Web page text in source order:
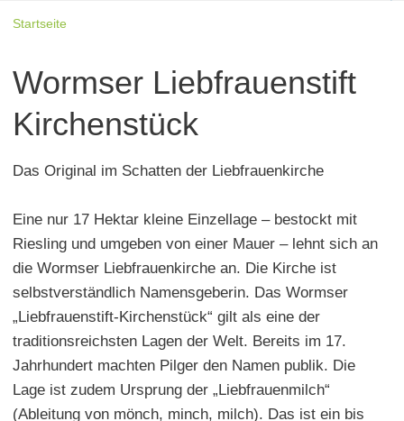
Startseite
Wormser Liebfrauenstift
Kirchenstück
Das Original im Schatten der Liebfrauenkirche
Eine nur 17 Hektar kleine Einzellage – bestockt mit
Riesling und umgeben von einer Mauer – lehnt sich an
die Wormser Liebfrauenkirche an. Die Kirche ist
selbstverständlich Namensgeberin. Das Wormser
„Liebfrauenstift-Kirchenstück“ gilt als eine der
traditionsreichsten Lagen der Welt. Bereits im 17.
Jahrhundert machten Pilger den Namen publik. Die
Lage ist zudem Ursprung der „Liebfrauenmilch“
(Ableitung von mönch, minch, milch). Das ist ein bis